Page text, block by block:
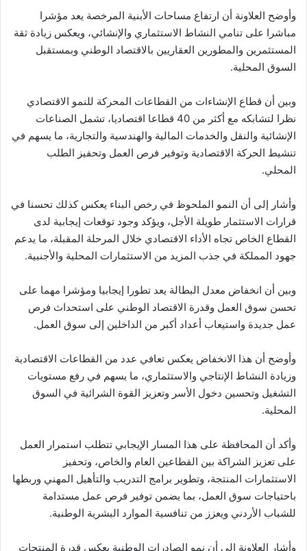
وأوضح العلاونة أن ارتفاع مساحات الأبنية المرخصة يعد مؤشرا
مباشرا على تنامي النشاط الاستثماري والإنشائي، ويعكس زيادة ثقة
المستثمرين والمطورين العقاريين بالاقتصاد الوطني وبمستقبل
السوق المحلية.
وبين أن قطاع الإنشاءات من القطاعات المحركة للنمو الاقتصادي
نظرا لتشابكه مع أكثر من 40 قطاعا اقتصاديا، تشمل الصناعات
الإنشائية والنقل والخدمات المالية والهندسية والتجارية، ما يسهم في
تنشيط الحركة الاقتصادية وتوفير فرص العمل وتحفيز الطلب
المحلي.
وأشار إلى أن النمو الملحوظ في رخص البناء يعكس كذلك تحسنا في
قرارات الاستثمار طويلة الأجل، ويؤكد وجود توقعات إيجابية لدى
القطاع الخاص تجاه الأداء الاقتصادي خلال المرحلة المقبلة، ما يدعم
جهود المملكة في جذب المزيد من الاستثمارات المحلية والأجنبية.
وبين أن انخفاض معدل البطالة يعد تطورا إيجابيا ومؤشرا مهما على
تحسن سوق العمل وقدرة الاقتصاد الوطني على استحداث فرص
عمل جديدة واستيعاب أعداد أكبر من الداخلين إلى سوق العمل.
وأوضح أن هذا الانخفاض يعكس تعافي عدد من القطاعات الاقتصادية
وزيادة النشاط الإنتاجي والاستثماري، ما يسهم في رفع مستويات
التشغيل وتحسين دخول الأسر وتعزيز القوة الشرائية في السوق
المحلية.
وأكد أن المحافظة على هذا المسار الإيجابي تتطلب استمرار العمل
على تعزيز الشراكة بين القطاعين العام والخاص، وتحفيز
الاستثمارات المنتجة، وتطوير برامج التدريب والتأهيل المهني وربطها
باحتياجات سوق العمل، بما يضمن توفير فرص عمل مستدامة
للشباب الأردني ويعزز من تنافسية الموارد البشرية الوطنية.
وأشار العلاونة إلى أن نمو الصادرات الوطنية يعكس قدرة المنتجات